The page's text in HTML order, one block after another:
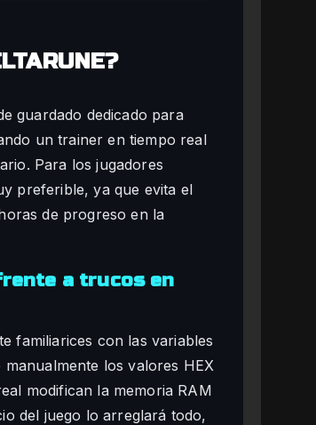
guardado dedicado para
un trainer en tiempo real
Para los jugadores
preferible, ya que evita el
de progreso en la
a trucos en
familiarices con las variables
los valores HEX
modifican la memoria RAM
del juego lo arreglará todo,